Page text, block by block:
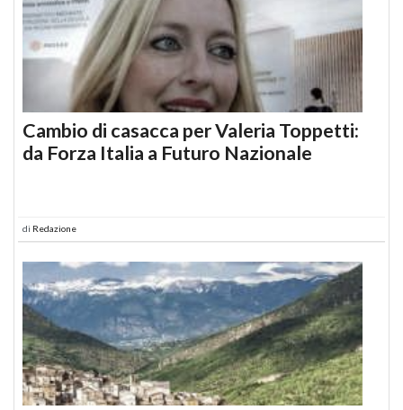
Cambio di casacca per Valeria Toppetti:
da Forza Italia a Futuro Nazionale
di Redazione